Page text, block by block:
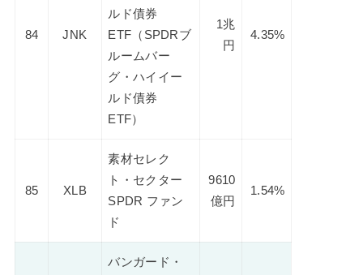
84 JNK
ルド債券
ETF（SPDRブ
ルームバー
グ・ハイイー
ルド債券
ETF）
1兆
円
4.35%
85 XLB
素材セレク
ト・セクター
SPDR ファン
ド
9610
億円
1.54%
バンガード・